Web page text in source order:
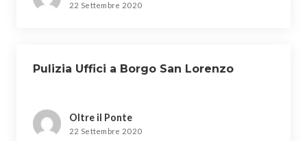
22 Settembre 2020
Pulizia Uffici a Borgo San Lorenzo
Oltre il Ponte
22 Settembre 2020